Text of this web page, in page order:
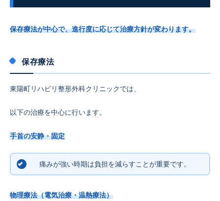
保存療法が中心で、進行度に応じて治療方針が変わります。
保存療法
東陽町リハビリ整形外科クリニックでは、
以下の治療を中心に行います。
手首の安静・固定
痛みが強い時期は負担を減らすことが重要です。
物理療法（電気治療・温熱療法）